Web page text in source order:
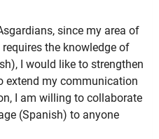
since my area of
the knowledge of
I would like to strengthen
extend my communication
I am willing to collaborate
(Spanish) to anyone